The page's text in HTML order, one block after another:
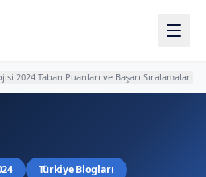
2024 Taban Puanları ve Başarı Sıralamaları
Türkiye Blogları